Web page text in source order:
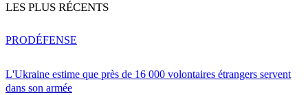
LES PLUS RÉCENTS
L'Ukraine estime que près de 16 000 volontaires étrangers servent
dans son armée
PRODÉFENSE